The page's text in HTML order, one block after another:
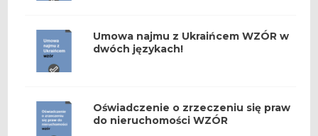
Umowa najmu z Ukraińcem WZÓR w
dwóch językach!
Oświadczenie o zrzeczeniu się praw
do nieruchomości WZÓR